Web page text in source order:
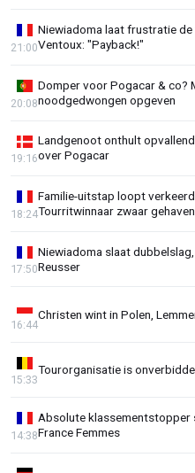
Niewiadoma laat frustratie
Ventoux: "Payback!"
21:00
Domper voor Pogacar & co?
noodgedwongen opgeven
20:08
Landgenoot onthult
over Pogacar
19:16
Familie-uitstap loopt
Tourritwinnaar zwaar
18:24
Niewiadoma slaat
Reusser
17:50
Christen wint in Polen,
16:44
Tourorganisatie is
15:33
Absolute klassementstopper
France Femmes
14:38